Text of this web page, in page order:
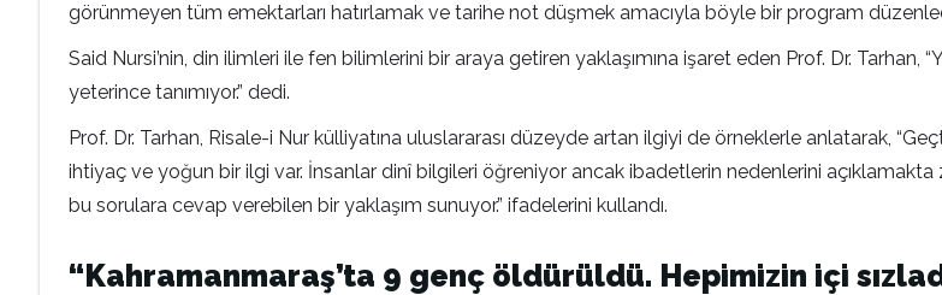
görünmeyen tüm emektarları hatırlamak ve tarihe not düşmek amacıyla böyle bir program
Said Nursi’nin, din ilimleri ile fen bilimlerini bir araya getiren yaklaşımına işaret eden Prof. Dr.
yeterince tanımıyor.” dedi.
Prof. Dr. Tarhan, Risale-i Nur külliyatına uluslararası düzeyde artan ilgiyi de örneklerle anlatarak,
ihtiyaç ve yoğun bir ilgi var. İnsanlar dinî bilgileri öğreniyor ancak ibadetlerin nedenlerini açıklamakta
bu sorulara cevap verebilen bir yaklaşım sunuyor.” ifadelerini kullandı.
“Kahramanmaraş’ta 9 genç öldürüldü. Hepimizin içi